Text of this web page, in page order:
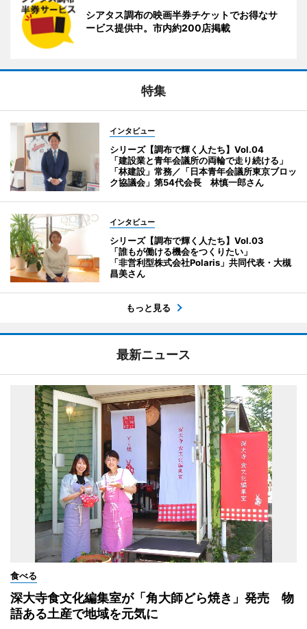
シアタス調布の映画半券チケットでお得なサ
ービス提供中。市内約200店掲載
特集
インタビュー
シリーズ【調布で輝く人たち】Vol.04
「建設業と青年会議所の両輪で走り続ける」
「林建設」常務／「日本青年会議所東京ブロッ
ク協議会」第54代会長 林慎一郎さん
インタビュー
シリーズ【調布で輝く人たち】Vol.03
「誰もが働ける機会をつくりたい」
「非営利型株式会社Polaris」共同代表・大槻
昌美さん
もっと見る
最新ニュース
食べる
深大寺食文化編集室が「角大師どら焼き」発売 物
語ある土産で地域を元気に